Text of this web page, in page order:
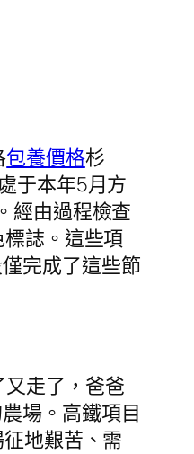
包養價格杉
于本年5月方
經由過程檢查
誌。這些項
完成了這些節
走了，爸爸
場。高鐵項目
地艱苦、需